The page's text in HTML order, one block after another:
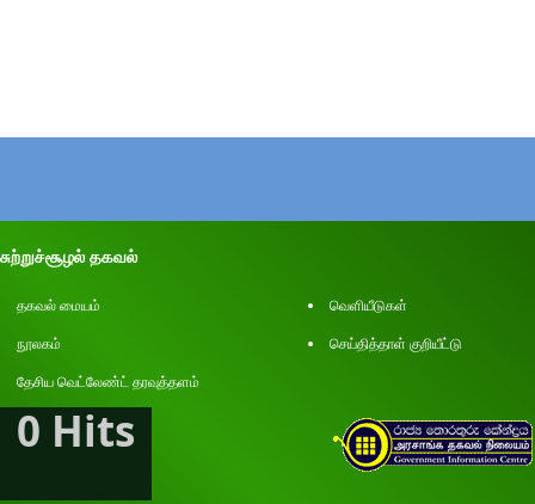
சுற்றுச்சூழல் தகவல்
தகவல் மையம்
வெளியீடுகள்
நூலகம்
செய்தித்தாள் குறியீட்டு
தேசிய வெட்லேண்ட் தரவுத்தளம்
0 Hits